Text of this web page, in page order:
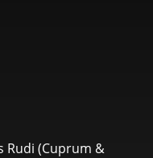
Rudi (Cuprum &